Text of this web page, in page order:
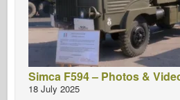
Simca F594 – Photos &
18 July 2025